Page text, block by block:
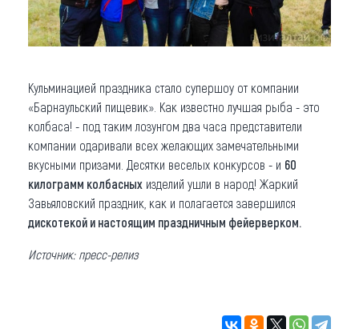
Кульминацией праздника стало супершоу от компании
«Барнаульский пищевик». Как известно лучшая рыба - это
колбаса! - под таким лозунгом два часа представители
компании одаривали всех желающих замечательными
вкусными призами. Десятки веселых конкурсов - и 60
килограмм колбасных изделий ушли в народ! Жаркий
Завьяловский праздник, как и полагается завершился
дискотекой и настоящим праздничным фейерверком.
Источник: пресс-релиз